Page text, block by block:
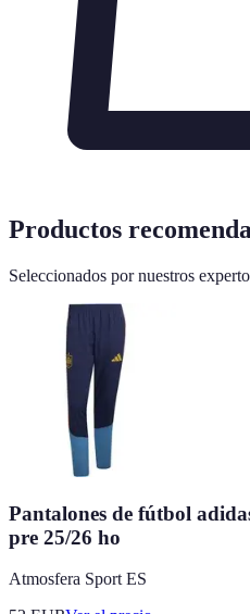
Productos
Seleccionados por nuestros
Pantalones de fútbol
pre 25/26 ho
Atmosfera Sport ES